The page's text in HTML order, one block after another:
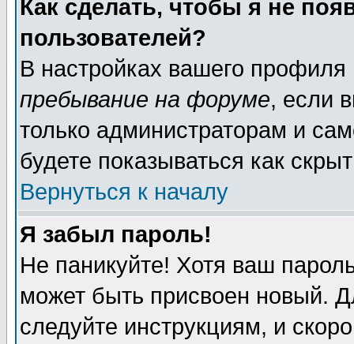
Как сделать, чтобы я не
пользователей?
В настройках вашего
пребывание на форуме, если
только администраторам и
будете показываться как
Вернуться к началу
Я забыл пароль!
Не паникуйте! Хотя ваш
может быть присвоен новый.
следуйте инструкциям, и